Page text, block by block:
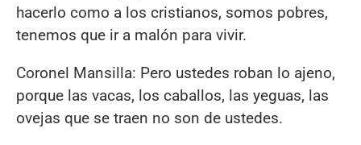
hacerlo como a los cristianos, somos pobres,
tenemos que ir a malón para vivir.
Coronel Mansilla: Pero ustedes roban lo ajeno,
porque las vacas, los caballos, las yeguas, las
ovejas que se traen no son de ustedes.